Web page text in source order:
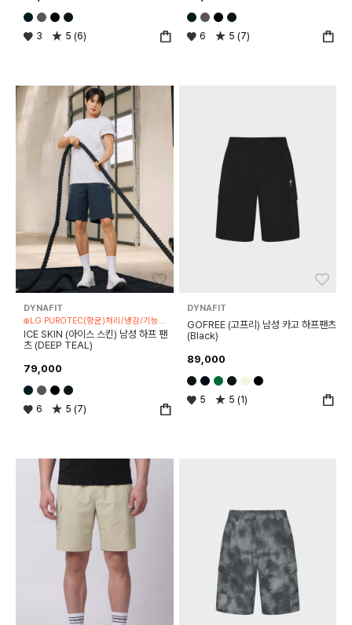
3 5 (6) 6 5 (7)
좋아요
DYNAFIT
❄️LG PUROTEC(항균)처리/냉감/기능성 제품
ICE SKIN (아이스 스킨) 남성 하프 팬
츠 (DEEP TEAL)
79,000
6 5 (7)
DYNAFIT
GOFREE (고프리) 남성 카고 하프팬츠
(Black)
89,000
5 5 (1)